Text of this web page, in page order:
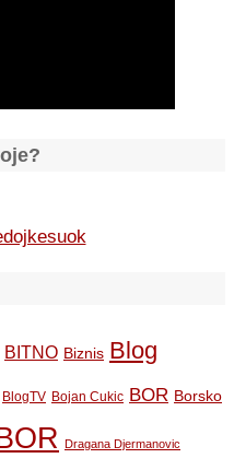
BITNO Biznis Blog
BlogTV Bojan Cukic BOR Borsko
Dragana Djermanovic